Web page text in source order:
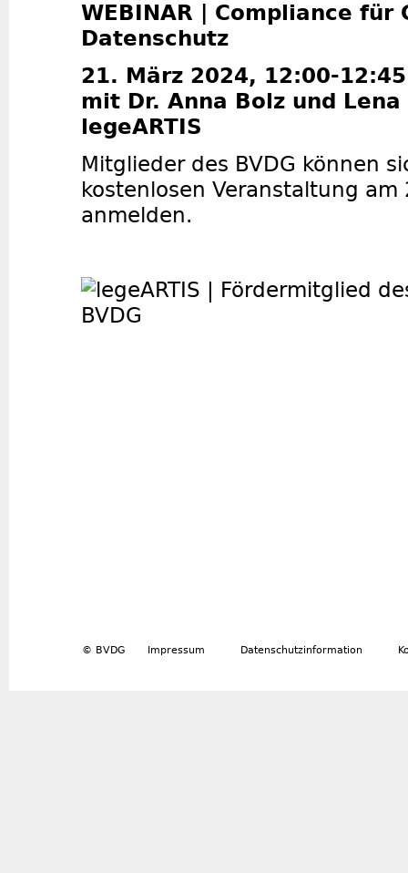
WEBINAR | Compliance für
Datenschutz
21. März 2024, 12:00-12:45
mit Dr. Anna Bolz und
legeARTIS
Mitglieder des BVDG können
kostenlosen Veranstaltung am
anmelden.
© BVDG Impressum Datenschutzinformation